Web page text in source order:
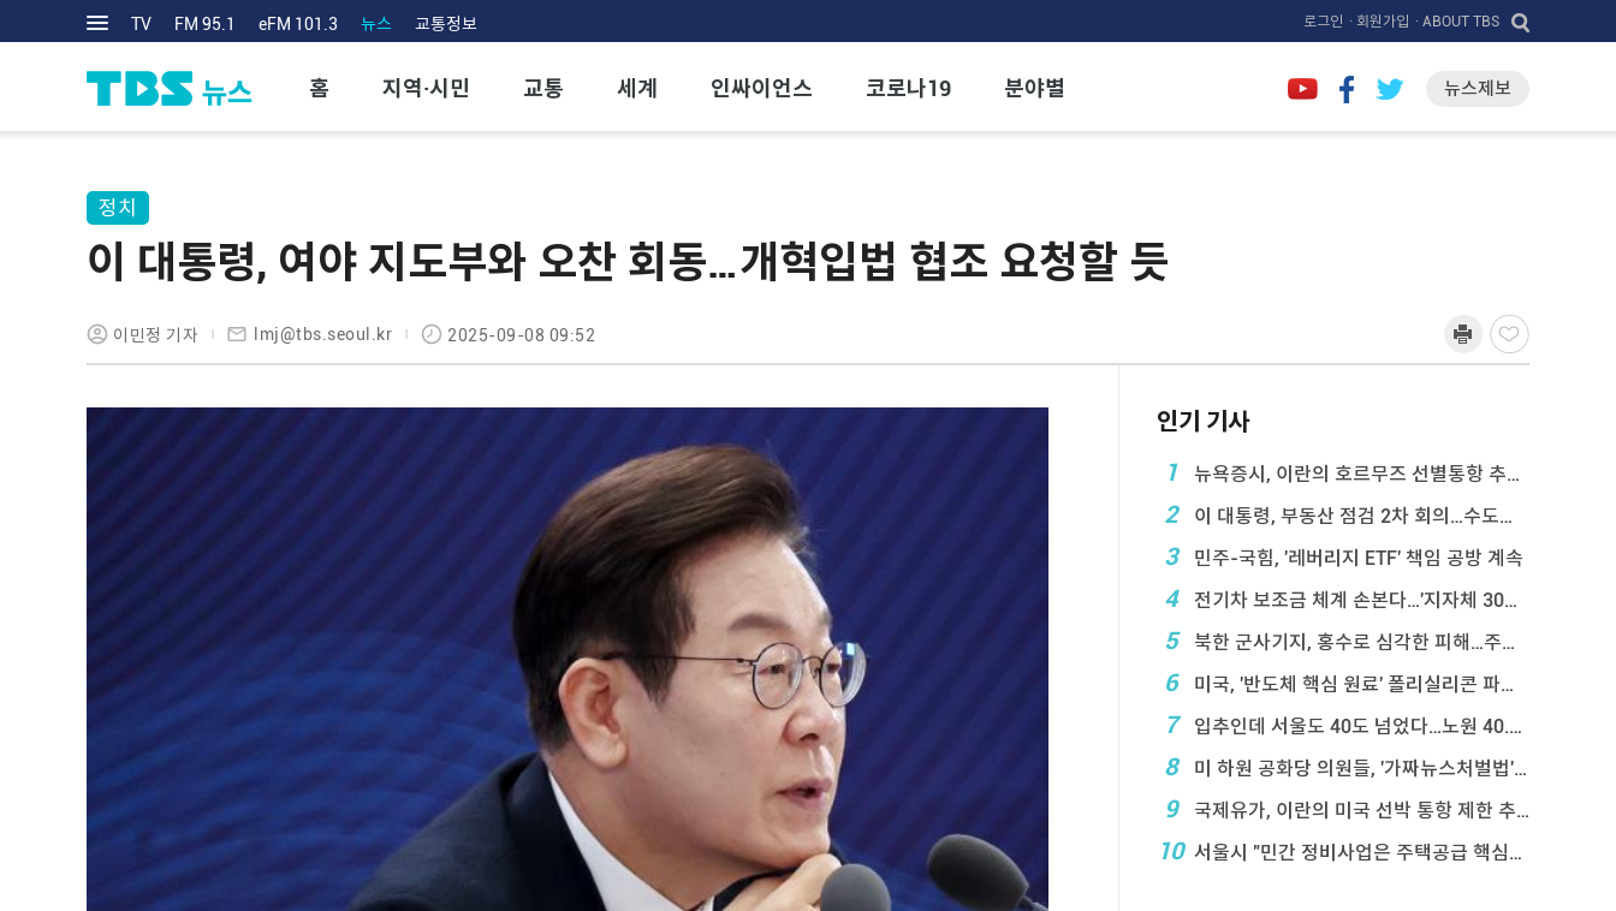
TV FM 95.1 eFM 101.3 뉴스 교통정보 로그인 · 회원가입 · ABOUT TBS
홈 지역·시민 교통 세계 인싸이언스 코로나19 분야별 뉴스제보
정치
이 대통령, 여야 지도부와 오찬 회동…개혁입법 협조 요청할 듯
이민정 기자 lmj@tbs.seoul.kr 2025-09-08 09:52
인기 기사
1
뉴욕증시, 이란의 호르무즈 선별통항 추진에 하락
2 이 대통령, 부동산 점검 2차 회의…수도권 공급대책 ...
3 민주-국힘, '레버리지 ETF' 책임 공방 계속
4 전기차 보조금 체계 손본다…'지자체 30％ 매칭' ...
5 북한 군사기지, 홍수로 심각한 피해…주택 수백채 파괴
6 미국, '반도체 핵심 원료' 폴리실리콘 파생상품에 ...
7 입추인데 서울도 40도 넘었다…노원 40.2도 기록
8 미 하원 공화당 의원들, '가짜뉴스처벌법' 항의 서한
9 국제유가, 이란의 미국 선박 통항 제한 추진에 상승
10 서울시 "민간 정비사업은 주택공급 핵심&q ...